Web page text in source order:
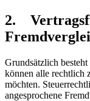
2.
Grundsätzlich
können alle rechtlich
möchten.
angesprochene